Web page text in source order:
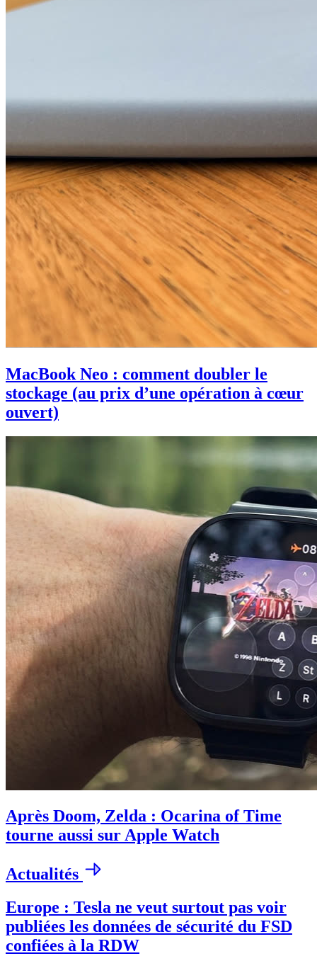
MacBook Neo : comment doubler le
stockage (au prix d’une opération à cœur
ouvert)
Après Doom, Zelda : Ocarina of Time
tourne aussi sur Apple Watch
Actualités
Europe : Tesla ne veut surtout pas voir
publiées les données de sécurité du FSD
confiées à la RDW